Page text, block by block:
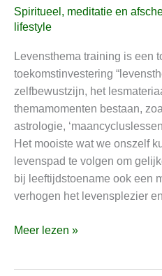
Spiritueel, meditatie en
lifestyle
Levensthema training is een
toekomstinvestering
zelfbewustzijn, het
themamomenten bestaan,
astrologie,
Het mooiste wat we onszelf
levenspad te volgen om
bij leeftijdstoename ook een
verhogen het levensplezier
op
basis
van
’t
spiritueel
DNA
geboortenummerberekening
Meer lezen »